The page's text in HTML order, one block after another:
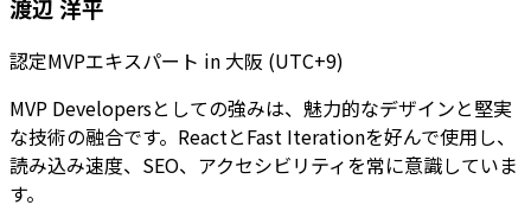
渡辺 洋平
認定MVPエキスパート in 大阪 (UTC+9)
MVP Developersとしての強みは、魅力的なデザインと堅実
な技術の融合です。ReactとFast Iterationを好んで使用し、
読み込み速度、SEO、アクセシビリティを常に意識していま
す。